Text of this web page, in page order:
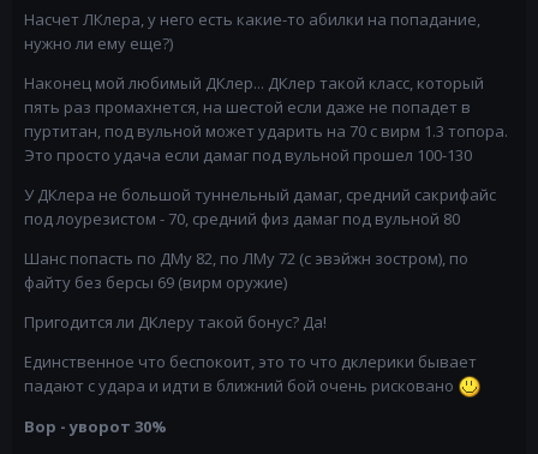
Насчет ЛКлера, у него есть какие-то абилки на попадание,
нужно ли ему еще?)
Наконец мой любимый ДКлер... ДКлер такой класс, который
пять раз промахнется, на шестой если даже не попадет в
пуртитан, под вульной может ударить на 70 с вирм 1.3 топора.
Это просто удача если дамаг под вульной прошел 100-130
У ДКлера не большой туннельный дамаг, средний сакрифайс
под лоурезистом - 70, средний физ дамаг под вульной 80
Шанс попасть по ДМу 82, по ЛМу 72 (с эвэйжн зостром), по
файту без берсы 69 (вирм оружие)
Пригодится ли ДКлеру такой бонус? Да!
Единственное что беспокоит, это то что дклерики бывает
падают с удара и идти в ближний бой очень рисковано
Вор - уворот 30%